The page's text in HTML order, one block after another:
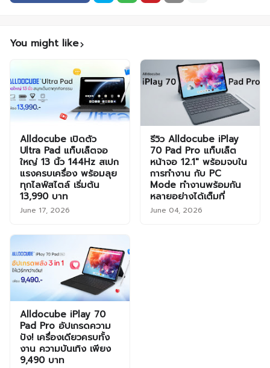
You might like
Alldocube เปิดตัว
Ultra Pad แท็บเล็ตจอ
ใหญ่ 13 นิ้ว 144Hz สเปก
แรงครบเครื่อง พร้อมลุย
ทุกไลฟ์สไตล์ เริ่มต้น
13,990 บาท
June 17, 2026
รีวิว Alldocube iPlay
70 Pad Pro แท็บเล็ต
หน้าจอ 12.1" พร้อมจบใน
การทำงาน กับ PC
Mode ทำงานพร้อมกัน
หลายอย่างได้เต็มที่
June 04, 2026
Alldocube iPlay 70
Pad Pro อัปเกรดความ
ปัง! เครื่องเดียวครบทั้ง
งาน ความบันเทิง เพียง
9,490 บาท